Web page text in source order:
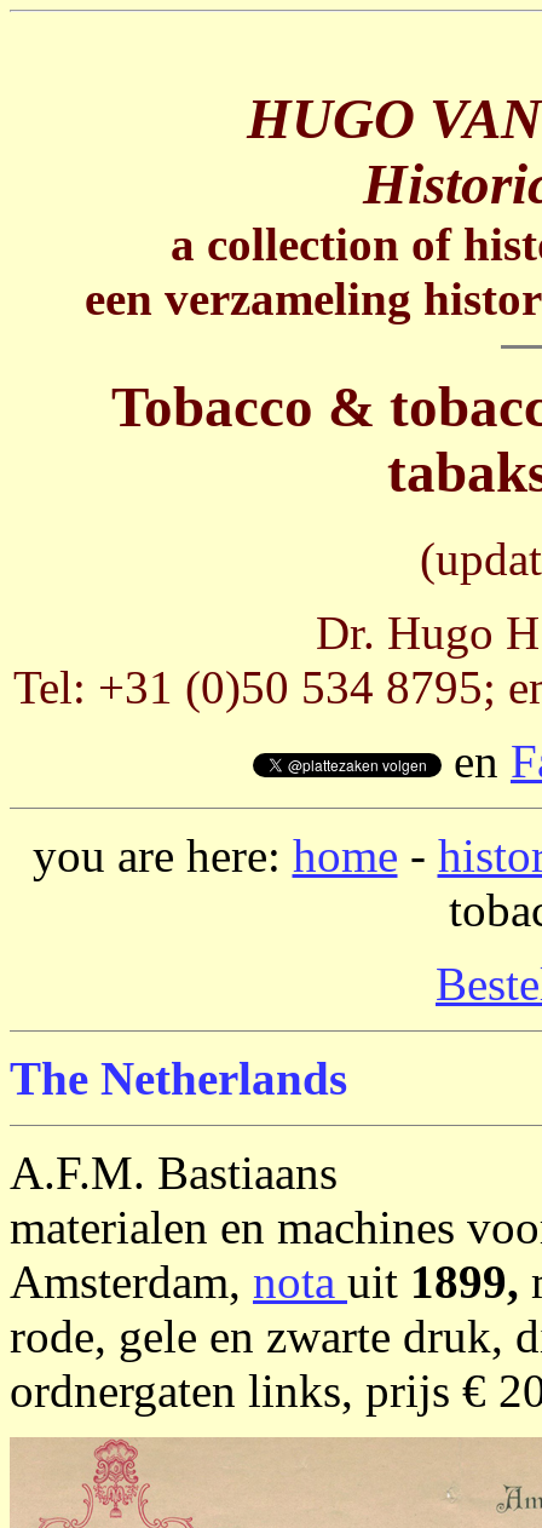
HUGO
a collection of
een verzameling
Tobacco &
Dr. Hugo
Tel: +31 (0)50 534 8795;
en
you are here: home -
The Netherlands
A.F.M. Bastiaans
materialen en machines
Amsterdam, nota uit 1899,
rode, gele en zwarte druk,
ordnergaten links, prijs €